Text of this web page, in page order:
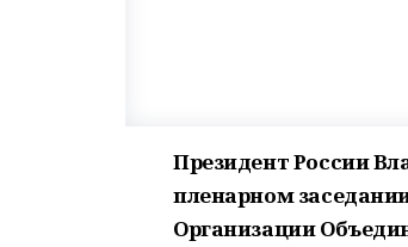
Президент России
пленарном
Организации